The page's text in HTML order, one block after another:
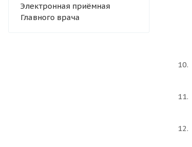
Электронная приёмная
Главного врача